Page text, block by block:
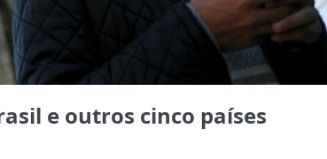
e outros cinco países